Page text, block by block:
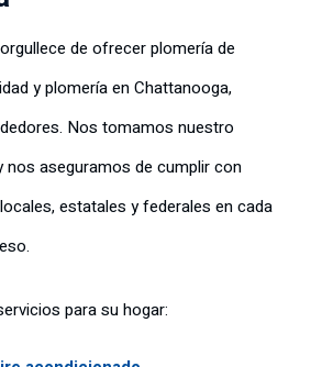
de ofrecer plomería de
y plomería en Chattanooga,
Nos tomamos nuestro
nos aseguramos de cumplir con
estatales y federales en cada
para su hogar: